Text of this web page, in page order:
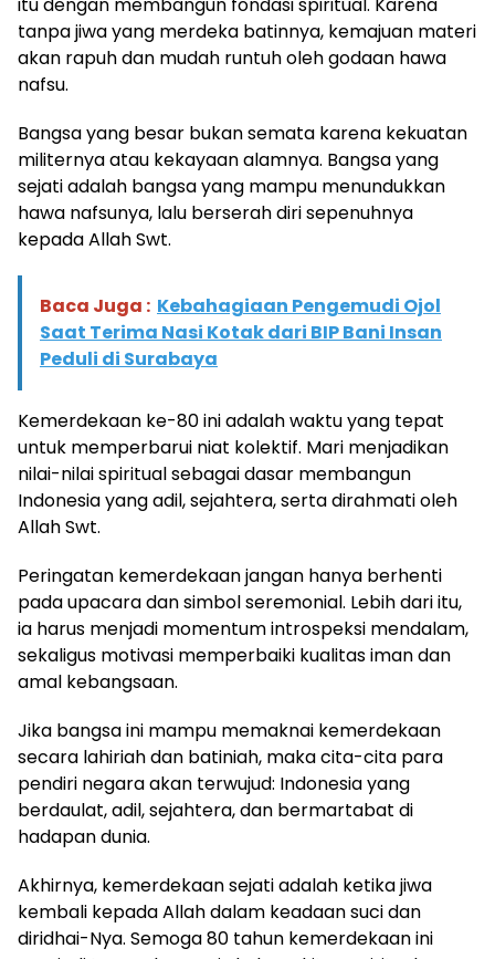
itu dengan membangun fondasi spiritual. Karena
tanpa jiwa yang merdeka batinnya, kemajuan materi
akan rapuh dan mudah runtuh oleh godaan hawa
nafsu.
Bangsa yang besar bukan semata karena kekuatan
militernya atau kekayaan alamnya. Bangsa yang
sejati adalah bangsa yang mampu menundukkan
hawa nafsunya, lalu berserah diri sepenuhnya
kepada Allah Swt.
Baca Juga : Kebahagiaan Pengemudi Ojol
Saat Terima Nasi Kotak dari BIP Bani Insan
Peduli di Surabaya
Kemerdekaan ke-80 ini adalah waktu yang tepat
untuk memperbarui niat kolektif. Mari menjadikan
nilai-nilai spiritual sebagai dasar membangun
Indonesia yang adil, sejahtera, serta dirahmati oleh
Allah Swt.
Peringatan kemerdekaan jangan hanya berhenti
pada upacara dan simbol seremonial. Lebih dari itu,
ia harus menjadi momentum introspeksi mendalam,
sekaligus motivasi memperbaiki kualitas iman dan
amal kebangsaan.
Jika bangsa ini mampu memaknai kemerdekaan
secara lahiriah dan batiniah, maka cita-cita para
pendiri negara akan terwujud: Indonesia yang
berdaulat, adil, sejahtera, dan bermartabat di
hadapan dunia.
Akhirnya, kemerdekaan sejati adalah ketika jiwa
kembali kepada Allah dalam keadaan suci dan
diridhai-Nya. Semoga 80 tahun kemerdekaan ini